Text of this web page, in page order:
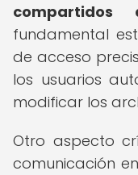
fundamental
de acceso
los usuarios
modificar los
Otro aspecto
comunicación